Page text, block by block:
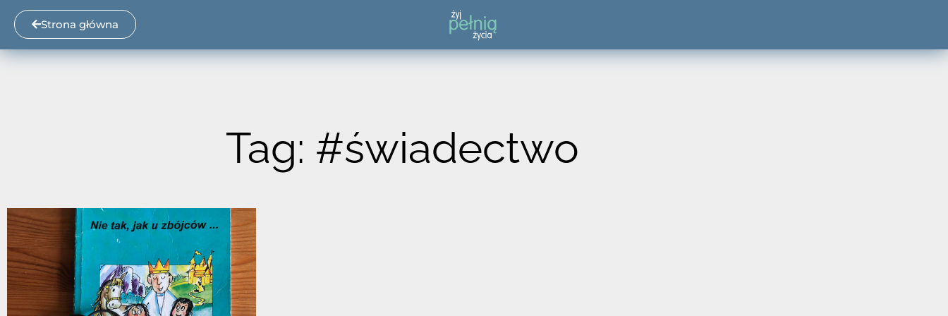
Strona główna
Tag: #świadectwo